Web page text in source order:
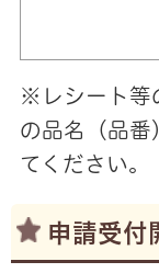
※レシート等
の品名（品番
てください。
申請受付